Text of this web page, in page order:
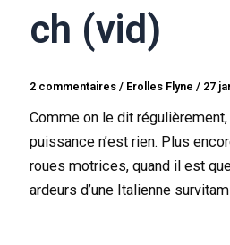
ch (vid)
2 commentaires / Erolles Flyne/ 27
Comme on le dit
puissance n’est rien. Plus
roues motrices, quand il est
ardeurs d’une Italienne